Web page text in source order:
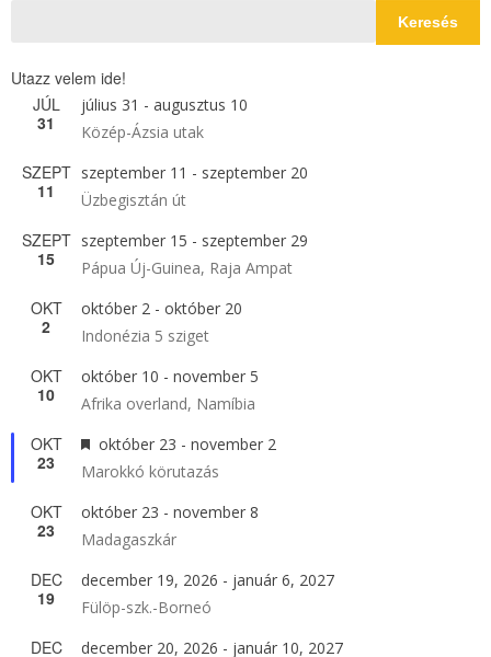
Keresés
Utazz velem ide!
JÚL
31
július 31 - augusztus 10
Közép-Ázsia utak
SZEPT
11
szeptember 11 - szeptember 20
Üzbegisztán út
SZEPT
15
szeptember 15 - szeptember 29
Pápua Új-Guinea, Raja Ampat
OKT
2
október 2 - október 20
Indonézia 5 sziget
OKT
10
október 10 - november 5
Afrika overland, Namíbia
OKT
23
Kiemelt
október 23 - november 2
Marokkó körutazás
OKT
23
október 23 - november 8
Madagaszkár
DEC
19
december 19, 2026 - január 6, 2027
Fülöp-szk.-Borneó
DEC
december 20, 2026 - január 10, 2027